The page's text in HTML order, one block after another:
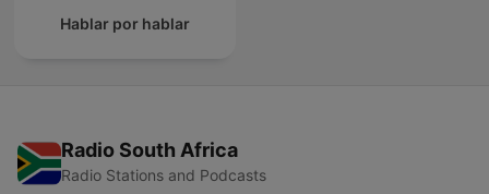
Hablar por hablar
Radio South Africa
Radio Stations and Podcasts